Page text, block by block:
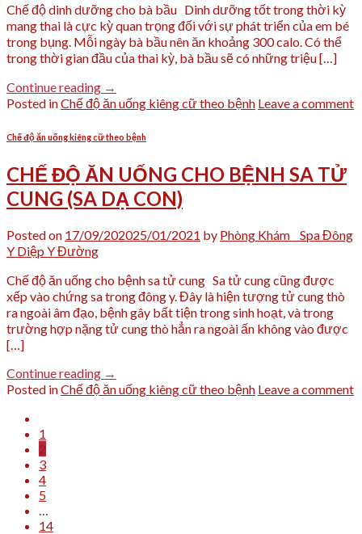
Chế độ dinh dưỡng cho bà bầu Dinh dưỡng tốt trong thời kỳ
mang thai là cực kỳ quan trọng đối với sự phát triển của em bé
trong bụng. Mỗi ngày bà bầu nên ăn khoảng 300 calo. Có thể
trong thời gian đầu của thai kỳ, bà bầu sẽ có những triệu […]
Continue reading →
Posted inChế độ ăn uống kiêng cữ theo bệnh Leave a comment
Chế độ ăn uống kiêng cữ theo bệnh
CHẾ ĐỘ ĂN UỐNG CHO BỆNH SA TỬ
CUNG (SA DẠ CON)
Posted on 17/09/202025/01/2021 by Phòng Khám _ Spa Đông
Y Diệp Y Đường
Chế độ ăn uống cho bệnh sa tử cung Sa tử cung cũng được
xếp vào chứng sa trong đông y. Đây là hiện tượng tử cung thò
ra ngoài âm đạo, bệnh gây bất tiện trong sinh hoạt, và trong
trường hợp nặng tử cung thò hẳn ra ngoài ấn không vào được
[…]
Continue reading →
Posted inChế độ ăn uống kiêng cữ theo bệnh Leave a comment
1
2
3
4
5
…
14